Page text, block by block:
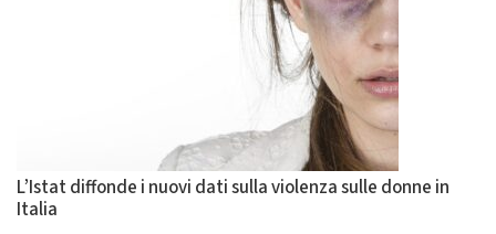
L’Istat diffonde i nuovi dati sulla violenza sulle donne in
Italia